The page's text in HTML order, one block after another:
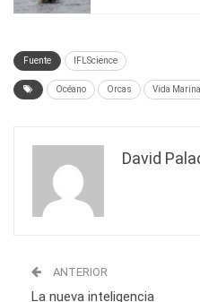
Fuente IFLScience
Océano Orcas Vida Marina
David
ANTERIOR
La nueva inteligencia